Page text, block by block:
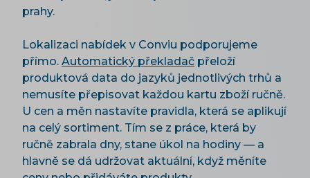
prahy.
Lokalizaci nabídek v Conviu podporujeme
přímo. Automatický překladač přeloží
produktová data do jazyků jednotlivých trhů a
nemusíte přepisovat každou kartu zboží ručně.
U cen a měn nastavíte pravidla, která se aplikují
na celý sortiment. Tím se z práce, která by
ručně zabrala dny, stane úkol na hodiny — a
hlavně se dá udržovat aktuální, když měníte